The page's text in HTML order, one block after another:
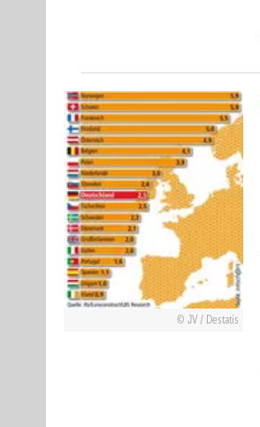
JV / Destatis